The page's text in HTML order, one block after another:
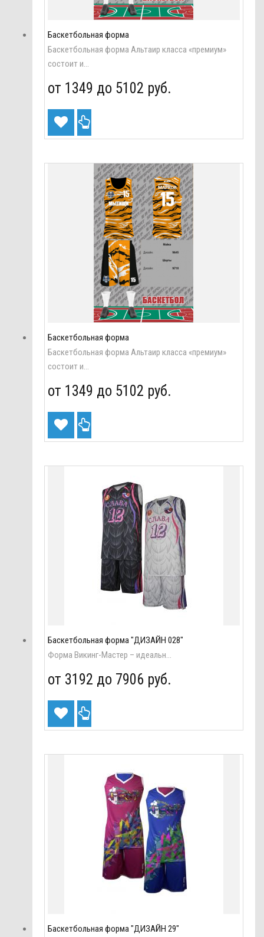
Баскетбольная форма
Баскетбольная форма Альтаир класса «премиум»
состоит и...
от 1349 до 5102 руб.
Баскетбольная форма
Баскетбольная форма Альтаир класса «премиум»
состоит и...
от 1349 до 5102 руб.
Баскетбольная форма "ДИЗАЙН 028"
Форма Викинг-Мастер – идеальн...
от 3192 до 7906 руб.
Баскетбольная форма "ДИЗАЙН 29"